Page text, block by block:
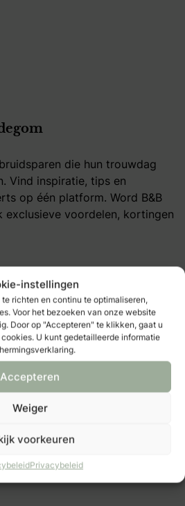
instellingen
richten en continu te optimaliseren,
Voor het bezoeken van onze website
Door op "Accepteren" te klikken, gaat u
U kunt gedetailleerde informatie
Accepteren
Weiger
voorkeuren
Privacybeleid
die hun trouwdag
Vind inspiratie, tips en
op één platform. Word B&B
exclusieve voordelen, kortingen